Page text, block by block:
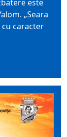
este
„Seara
cu caracter